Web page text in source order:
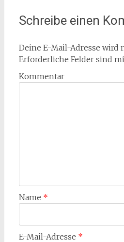
Schreibe einen
Deine E-Mail-Adresse
Erforderliche Felder sind
Kommentar
Name *
E-Mail-Adresse *